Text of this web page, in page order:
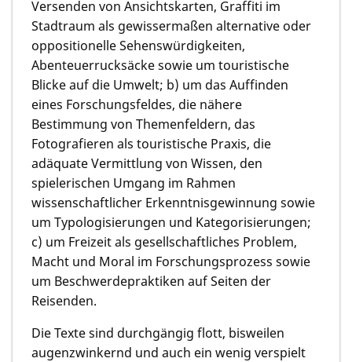
Versenden von Ansichtskarten, Graffiti im
Stadtraum als gewissermaßen alternative oder
oppositionelle Sehenswürdigkeiten,
Abenteuerrucksäcke sowie um touristische
Blicke auf die Umwelt; b) um das Auffinden
eines Forschungsfeldes, die nähere
Bestimmung von Themenfeldern, das
Fotografieren als touristische Praxis, die
adäquate Vermittlung von Wissen, den
spielerischen Umgang im Rahmen
wissenschaftlicher Erkenntnisgewinnung sowie
um Typologisierungen und Kategorisierungen;
c) um Freizeit als gesellschaftliches Problem,
Macht und Moral im Forschungsprozess sowie
um Beschwerdepraktiken auf Seiten der
Reisenden.
Die Texte sind durchgängig flott, bisweilen
augenzwinkernd und auch ein wenig verspielt